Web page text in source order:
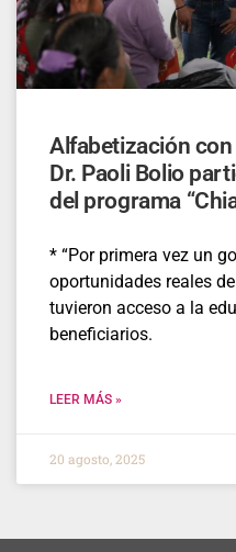
Alfabetización
Dr. Paoli Bolio
del programa
* “Por primera vez un
oportunidades reales
tuvieron acceso a la
beneficiarios.
LEER MÁS »
20 agosto, 2025